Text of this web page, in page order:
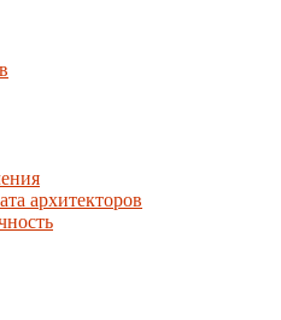
архитекторов